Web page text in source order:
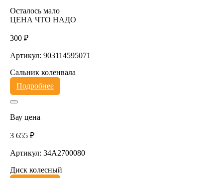
Осталось мало
ЦЕНА ЧТО НАДО
300 ₽
Артикул: 903114595071
Сальник коленвала
Подробнее
Вау цена
3 655 ₽
Артикул: 34A2700080
Диск колесный